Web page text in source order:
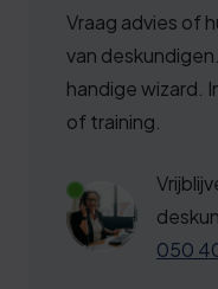
Vraag advies of
van
handige wizard.
of training.
050